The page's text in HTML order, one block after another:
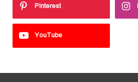
Pinterest
YouTube